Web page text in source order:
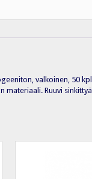
valkoinen, 50
Ruuvi